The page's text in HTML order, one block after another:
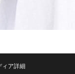
ィア詳細